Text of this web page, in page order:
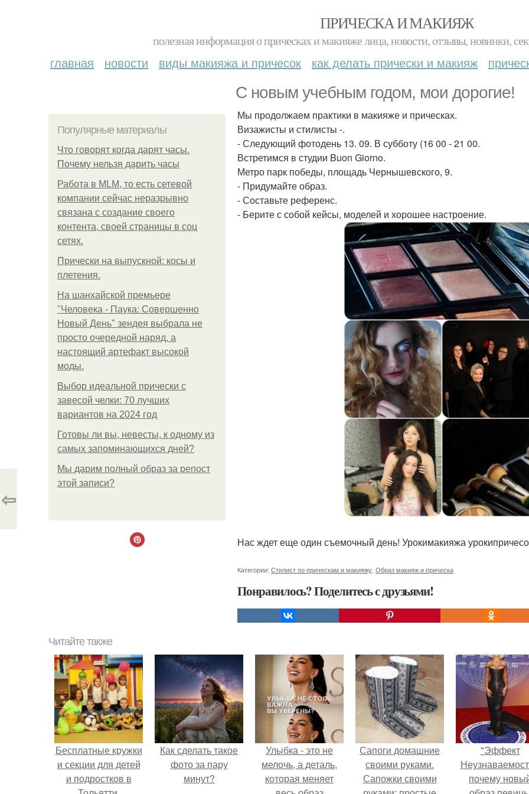
ПРИЧЕСКА И МАКИЯЖ
полезная информация о прическах и макияже лица, новости, отзывы, новинки,
главная новости виды макияжа и причесок как делать прически и макияж
С новым учебным годом, мои дорогие!
Популярные материалы
Что говорят когда дарят часы.
Почему нельзя дарить часы
Работа в MLM, то есть сетевой
компании сейчас неразрывно
связана с создание своего
контента, своей страницы в соц
сетях.
Прически на выпускной: косы и
плетения.
На шанхайской премьере
"Человека - Паука: Совершенно
Новый День" зендея выбрала не
просто очередной наряд, а
настоящий артефакт высокой
моды.
Выбор идеальной прически с
завесой челки: 70 лучших
вариантов на 2024 год
Готовы ли вы, невесты, к одному из
самых запоминающихся дней?
Мы дарим полный образ за репост
этой записи?
Мы продолжаем практики в макияже и прическах.
Визажисты и стилисты -.
- Следующий фотодень 13. 09. В субботу (16 00 - 21 00.
Встретимся в студии Buon Giorno.
Метро парк победы, площадь Чернышевского, 9.
- Придумайте образ.
- Составьте референс.
- Берите с собой кейсы, моделей и хорошее настроение.
Нас ждет еще один съемочный день! Урокимакияжа
Категории: Стилист по прическам и макияжу Образ макияж и прическа
Понравилось? Поделитесь с друзьями!
⇦
Читайте также
Бесплатные кружки
и секции для детей
и подростков в
Как сделать такое
фото за пару
минут?
Улыбка - это не
мелочь, а деталь,
которая меняет
Сапоги домашние
своими руками.
Сапожки своими
"Эффект
почему